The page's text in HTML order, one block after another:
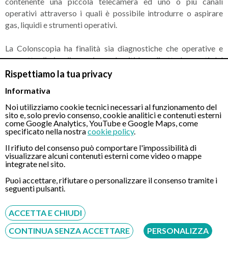
Rispettiamo la tua privacy
Informativa
Noi utilizziamo cookie tecnici necessari al funzionamento del
sito e, solo previo consenso, cookie analitici e contenuti esterni
come Google Analytics, YouTube e Google Maps, come
specificato nella nostracookie policy.
Il rifiuto del consenso può comportare l'impossibilità di
visualizzare alcuni contenuti esterni come video o mappe
integrate nel sito.
Puoi accettare, rifiutare o personalizzare il consenso tramite i
seguenti pulsanti.
ACCETTA E CHIUDI
CONTINUA SENZA ACCETTARE
PERSONALIZZA
operativi attraverso i quali è possibile introdurre o aspirare
gas, liquidi e strumenti operativi.
La Colonscopia ha finalità sia diagnostiche che operative e
permette di visualizzare in modo nitido e diretto le pareti del
colon.
Tramite questo esame è possibile diagnosticare patologie e
problematiche quali
polipi intestinali;
sindrome del colon irritabile;
celiachia;
turbe della motilità intestinale;
malattie infiammatorie, infettive;
restringimenti del viscere da compressione esterna o ad